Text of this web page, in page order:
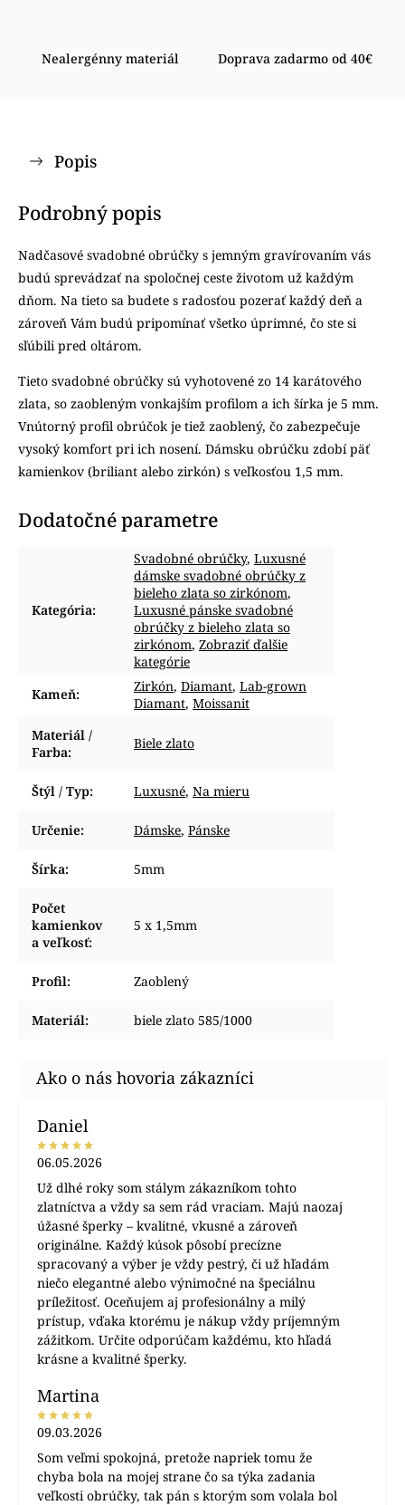
Nealergénny materiál Doprava zadarmo od 40€
Popis
Podrobný popis
Nadčasové svadobné obrúčky s jemným gravírovaním vás
budú sprevádzať na spoločnej ceste životom už každým
dňom. Na tieto sa budete s radosťou pozerať každý deň a
zároveň Vám budú pripomínať všetko úprimné, čo ste si
sľúbili pred oltárom.
Tieto svadobné obrúčky sú vyhotovené zo 14 karátového
zlata, so zaobleným vonkajším profilom a ich šírka je 5 mm.
Vnútorný profil obrúčok je tiež zaoblený, čo zabezpečuje
vysoký komfort pri ich nosení. Dámsku obrúčku zdobí päť
kamienkov (briliant alebo zirkón) s veľkosťou 1,5 mm.
Dodatočné parametre
Kategória:
Svadobné obrúčky, Luxusné
dámske svadobné obrúčky z
bieleho zlata so zirkónom,
Luxusné pánske svadobné
obrúčky z bieleho zlata so
zirkónom, Zobraziť ďalšie
kategórie
Kameň: Zirkón, Diamant, Lab-grown
Diamant, Moissanit
Materiál /
Farba:
Biele zlato
Štýl / Typ: Luxusné, Na mieru
Určenie: Dámske, Pánske
Šírka: 5mm
Počet
kamienkov
a veľkosť:
5 x 1,5mm
Profil: Zaoblený
Materiál: biele zlato 585/1000
Daniel
06.05.2026
Už dlhé roky som stálym zákazníkom tohto
zlatníctva a vždy sa sem rád vraciam. Majú naozaj
úžasné šperky – kvalitné, vkusné a zároveň
originálne. Každý kúsok pôsobí precízne
spracovaný a výber je vždy pestrý, či už hľadám
niečo elegantné alebo výnimočné na špeciálnu
príležitosť. Oceňujem aj profesionálny a milý
prístup, vďaka ktorému je nákup vždy príjemným
zážitkom. Určite odporúčam každému, kto hľadá
krásne a kvalitné šperky.
Martina
09.03.2026
Som veľmi spokojná, pretože napriek tomu že
chyba bola na mojej strane čo sa týka zadania
veľkosti obrúčky, tak pán s ktorým som volala bol